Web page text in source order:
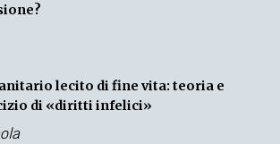
lecito di fine vita: teoria e
di «diritti infelici»